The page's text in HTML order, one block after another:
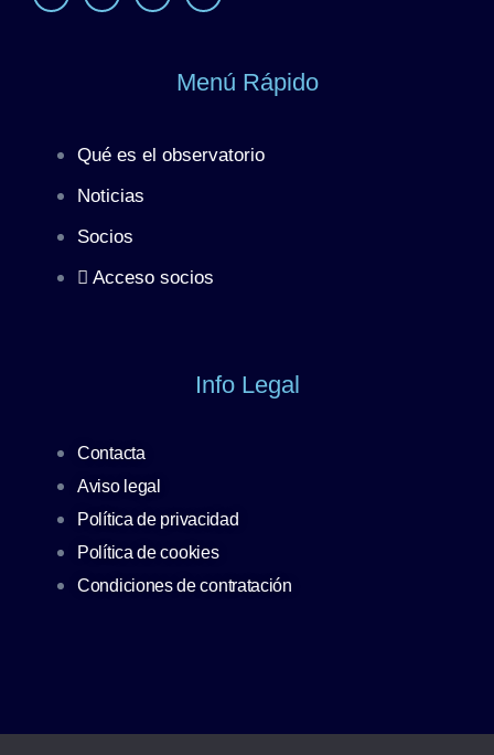
Menú Rápido
Qué es el observatorio
Noticias
Socios
Acceso socios
Info Legal
Contacta
Aviso legal
Política de privacidad
Política de cookies
Condiciones de contratación